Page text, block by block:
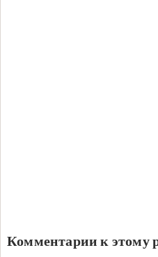
Комментарии к этому